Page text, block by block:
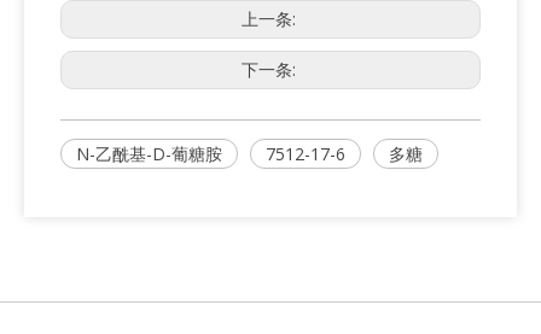
上一条:
下一条:
N-乙酰基-D-葡糖胺 7512-17-6 多糖